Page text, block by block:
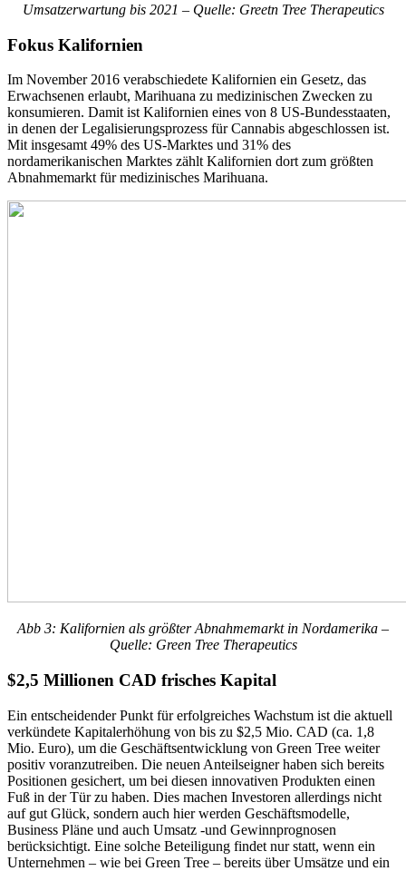
Umsatzerwartung bis 2021 – Quelle: Greetn Tree Therapeutics
Fokus Kalifornien
Im November 2016 verabschiedete Kalifornien ein Gesetz, das
Erwachsenen erlaubt, Marihuana zu medizinischen Zwecken zu
konsumieren. Damit ist Kalifornien eines von 8 US-Bundesstaaten,
in denen der Legalisierungsprozess für Cannabis abgeschlossen ist.
Mit insgesamt 49% des US-Marktes und 31% des
nordamerikanischen Marktes zählt Kalifornien dort zum größten
Abnahmemarkt für medizinisches Marihuana.
Abb 3: Kalifornien als größter Abnahmemarkt in Nordamerika –
Quelle: Green Tree Therapeutics
$2,5 Millionen CAD frisches Kapital
Ein entscheidender Punkt für erfolgreiches Wachstum ist die aktuell
verkündete Kapitalerhöhung von bis zu $2,5 Mio. CAD (ca. 1,8
Mio. Euro), um die Geschäftsentwicklung von Green Tree weiter
positiv voranzutreiben. Die neuen Anteilseigner haben sich bereits
Positionen gesichert, um bei diesen innovativen Produkten einen
Fuß in der Tür zu haben. Dies machen Investoren allerdings nicht
auf gut Glück, sondern auch hier werden Geschäftsmodelle,
Business Pläne und auch Umsatz -und Gewinnprognosen
berücksichtigt. Eine solche Beteiligung findet nur statt, wenn ein
Unternehmen – wie bei Green Tree – bereits über Umsätze und ein